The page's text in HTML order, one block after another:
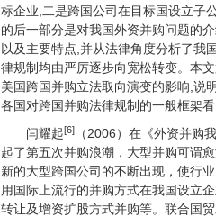
标企业,二是跨国公司在目标国设立子
的后一部分是对我国外资并购问题的
以及主要特点,并从法律角度分析了我
律规制均由严厉逐步向宽松转变。本
美国跨国并购立法取向演变的影响,说
各国对跨国并购法律规制的一般框架
闫耀起[6]
（2006）在《外资并购
起了第五次并购浪潮，大型并购可谓
新的大型跨国公司的不断出现，使行
用国际上流行的并购方式在我国设立
转让及增资扩股方式并购等。联合国